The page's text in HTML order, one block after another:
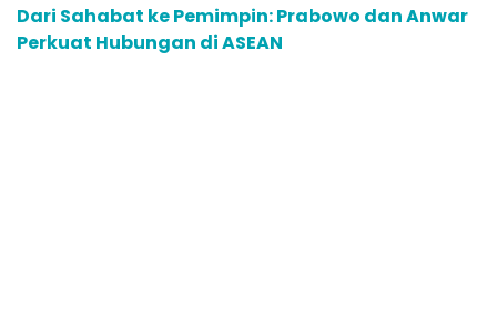
Dari Sahabat ke Pemimpin: Prabowo dan Anwar
Perkuat Hubungan di ASEAN